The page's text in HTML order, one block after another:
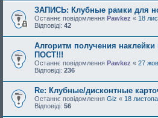
ЗАПИСЬ: Клубные рамки для
Останнє повідомлення Pawkez « 18
Відповіді: 42
Алгоритм получения
ПОСТ!!!
Останнє повідомлення Pawkez « 27
Відповіді: 236
Re: Клубные/дисконтные
Останнє повідомлення Giz « 18
Відповіді: 56